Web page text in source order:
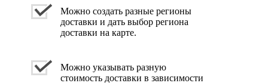
Можно создать разные регионы
доставки и дать выбор региона
доставки на карте.
Можно указывать разную
стоимость доставки в зависимости